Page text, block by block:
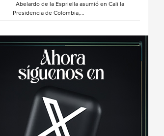
Abelardo de la Espriella asumió en Cali la
Presidencia de Colombia,...